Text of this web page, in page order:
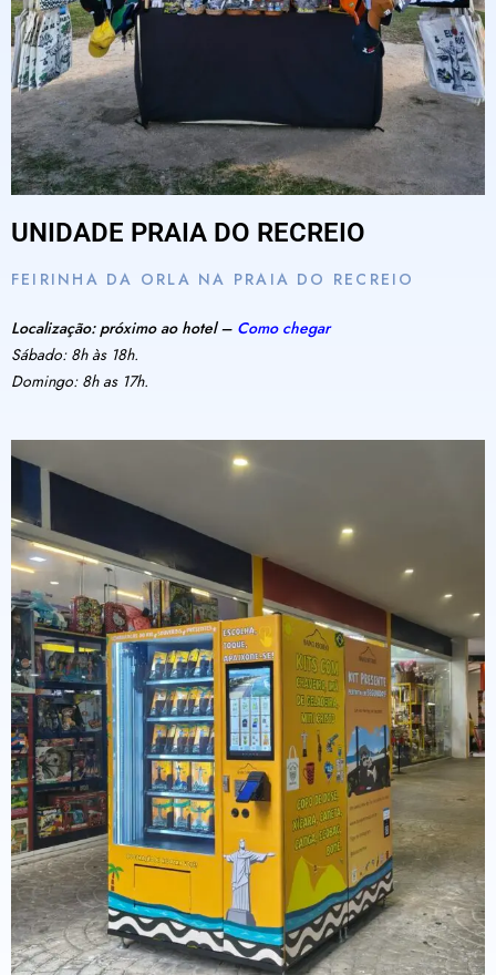
UNIDADE PRAIA DO RECREIO
FEIRINHA DA ORLA NA PRAIA DO RECREIO
Localização: próximo ao hotel – Como chegar
Sábado: 8h às 18h.
Domingo: 8h as 17h.